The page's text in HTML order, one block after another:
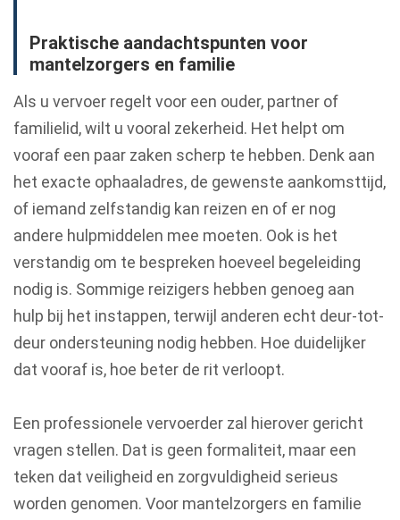
Praktische aandachtspunten voor
mantelzorgers en familie
Als u vervoer regelt voor een ouder, partner of
familielid, wilt u vooral zekerheid. Het helpt om
vooraf een paar zaken scherp te hebben. Denk aan
het exacte ophaaladres, de gewenste aankomsttijd,
of iemand zelfstandig kan reizen en of er nog
andere hulpmiddelen mee moeten. Ook is het
verstandig om te bespreken hoeveel begeleiding
nodig is. Sommige reizigers hebben genoeg aan
hulp bij het instappen, terwijl anderen echt deur-tot-
deur ondersteuning nodig hebben. Hoe duidelijker
dat vooraf is, hoe beter de rit verloopt.
Een professionele vervoerder zal hierover gericht
vragen stellen. Dat is geen formaliteit, maar een
teken dat veiligheid en zorgvuldigheid serieus
worden genomen. Voor mantelzorgers en familie